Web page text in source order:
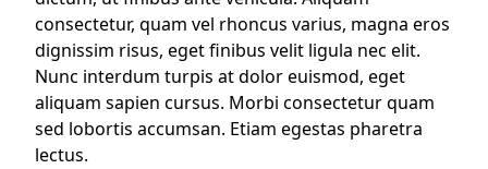
consectetur, quam vel rhoncus varius, magna eros
dignissim risus, eget finibus velit ligula nec elit.
Nunc interdum turpis at dolor euismod, eget
aliquam sapien cursus. Morbi consectetur quam
sed lobortis accumsan. Etiam egestas pharetra
lectus.